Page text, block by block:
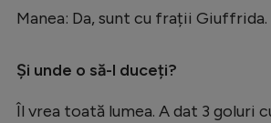
Manea: Da, sunt cu frații Giuffrida.
Și unde o să-l duceți?
Îl vrea toată lumea. A dat 3 goluri